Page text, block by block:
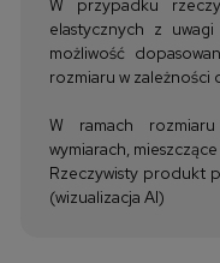
W przypadku
elastycznych z
możliwość
rozmiaru w
W ramach
wymiarach,
Rzeczywisty produkt
(wizualizacja AI)